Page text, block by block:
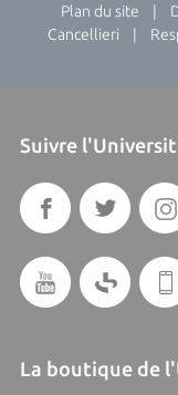
Plan du site |
Cancellieri |
Suivre
La boutique de